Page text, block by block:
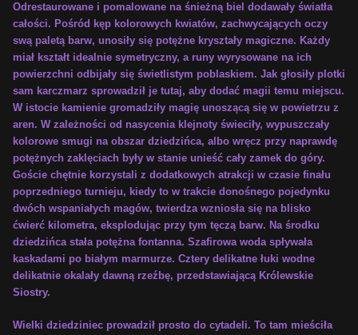
Odrestaurowane i pomalowane na śnieżną biel dodawały światła
całości. Pośród kęp kolorowych kwiatów, zachwycających oczy
swą paletą barw, unosiły się potężne kryształy magiczne. Każdy
miał kształt idealnie symetryczny, a runy wyrysowane na ich
powierzchni odbijały się świetlistym poblaskiem. Jak głosiły plotki
sam karczmarz sprowadził je tutaj, aby dodać magii temu miejscu.
W istocie kamienie gromadziły magię unoszącą się w powietrzu z
aren. W zależności od nasycenia klejnoty świeciły, wypuszczały
kolorowe smugi na obszar dziedzińca, albo wręcz przy naprawdę
potężnych zaklęciach były w stanie unieść cały zamek do góry.
Goście chętnie korzystali z dodatkowych atrakcji w czasie finału
poprzedniego turnieju, kiedy to w trakcie donośnego pojedynku
dwóch wspaniałych magów, twierdza wzniosła się na blisko
ćwierć kilometra, eksplodując przy tym tęczą barw. Na środku
dziedzińca stała potężna fontanna. Szafirowa woda spływała
kaskadami po białym marmurze. Cztery delikatne łuki wodne
delikatnie okalały dawną rzeźbę, przedstawiającą Królewskie
Siostry.
Wielki dziedziniec prowadził prosto do cytadeli. To tam mieściła